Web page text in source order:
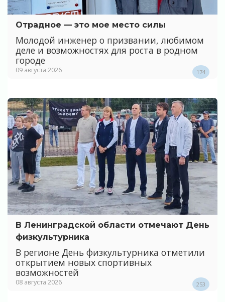
Отрадное — это мое место силы
Молодой инженер о призвании, любимом
деле и возможностях для роста в родном
городе
09 августа 2026 174
В Ленинградской области отмечают День
физкультурника
В регионе День физкультурника отметили
открытием новых спортивных
возможностей
08 августа 2026 253